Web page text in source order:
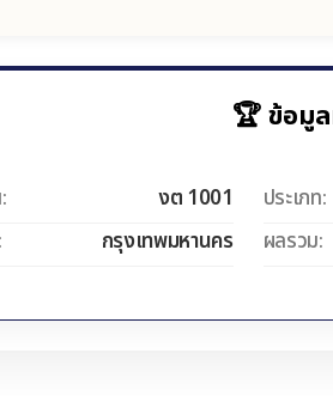
🏆 ข้อมู
งต 1001
กรุงเทพมหานคร
ประเภท:
ผลรวม: